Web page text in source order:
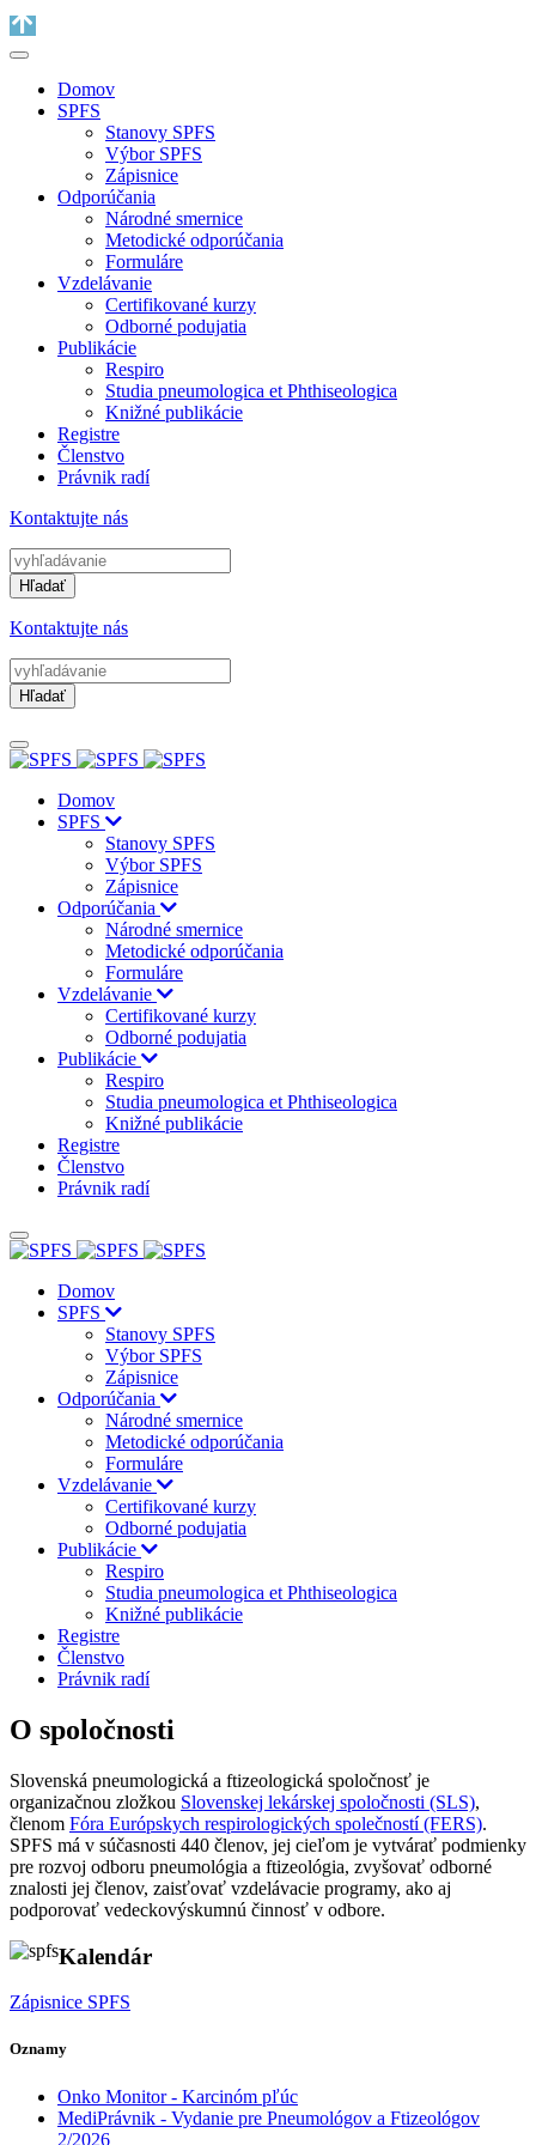
Domov
SPFS
Stanovy SPFS
Výbor SPFS
Zápisnice
Odporúčania
Národné smernice
Metodické odporúčania
Formuláre
Vzdelávanie
Certifikované kurzy
Odborné podujatia
Publikácie
Respiro
Studia pneumologica et Phthiseologica
Knižné publikácie
Registre
Členstvo
Právnik radí
Kontaktujte nás
Hľadať
Kontaktujte nás
Hľadať
Domov
SPFS
Stanovy SPFS
Výbor SPFS
Zápisnice
Odporúčania
Národné smernice
Metodické odporúčania
Formuláre
Vzdelávanie
Certifikované kurzy
Odborné podujatia
Publikácie
Respiro
Studia pneumologica et Phthiseologica
Knižné publikácie
Registre
Členstvo
Právnik radí
Domov
SPFS
Stanovy SPFS
Výbor SPFS
Zápisnice
Odporúčania
Národné smernice
Metodické odporúčania
Formuláre
Vzdelávanie
Certifikované kurzy
Odborné podujatia
Publikácie
Respiro
Studia pneumologica et Phthiseologica
Knižné publikácie
Registre
Členstvo
Právnik radí
O spoločnosti
Slovenská pneumologická a ftizeologická spoločnosť je
organizačnou zložkou Slovenskej lekárskej spoločnosti (SLS),
členom Fóra Európskych respirologických společností (FERS).
SPFS má v súčasnosti 440 členov, jej cieľom je vytvárať podmienky
pre rozvoj odboru pneumológia a ftizeológia, zvyšovať odborné
znalosti jej členov, zaisťovať vzdelávacie programy, ako aj
podporovať vedeckovýskumnú činnosť v odbore.
Kalendár
Zápisnice SPFS
Oznamy
Onko Monitor - Karcinóm pľúc
MediPrávnik - Vydanie pre Pneumológov a Ftizeológov
2/2026